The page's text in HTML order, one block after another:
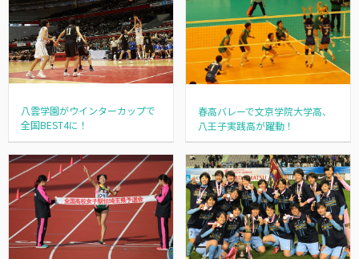
八雲学園がウインターカップで
全国BEST4に！
春高バレーで文京学院大学高、
八王子実践高が躍動！